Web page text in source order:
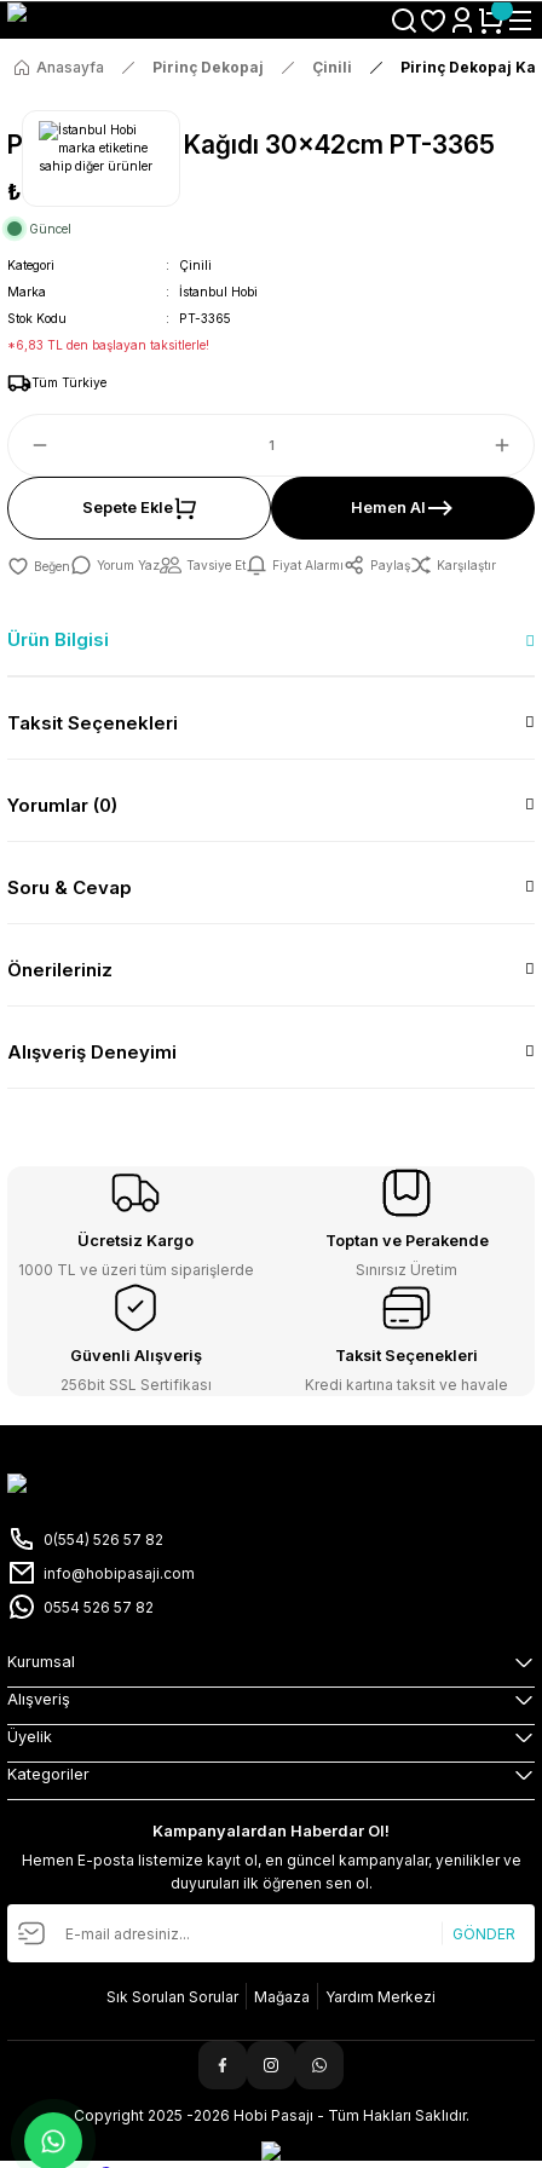
Size Özel "HG10" Koduyla Sepette Hemen %10 İndirimi Kaçırma
Anasayfa Pirinç Dekopaj Çinili Pirinç Dekopaj
Pirinç Dekopaj Kağıdı 30x42cm PT-3365
₺36
Güncel
Kategori
Çinili
Marka
İstanbul Hobi
Stok Kodu
PT-3365
*6,83 TL den başlayan taksitlerle!
Tüm Türkiye
Sepete Ekle Hemen Al
Yorum Yaz Tavsiye Et Fiyat Alarmı Paylaş Karşılaştır
Ürün Bilgisi
Taksit Seçenekleri
Yorumlar (0)
Soru & Cevap
Önerileriniz
Alışveriş Deneyimi
Ücretsiz Kargo
1000 TL ve üzeri tüm siparişlerde
Toptan ve Perakende
Sınırsız Üretim
Güvenli Alışveriş
256bit SSL Sertifikası
Taksit Seçenekleri
Kredi kartına taksit ve havale
0(554) 526 57 82
info@hobipasaji.com
0554 526 57 82
Kurumsal
Alışveriş
Üyelik
Kategoriler
Kampanyalardan Haberdar Ol!
Hemen E-posta listemize kayıt ol, en güncel kampanyalar, yenilikler ve
duyuruları ilk öğrenen sen ol.
GÖNDER
Sık Sorulan Sorular Mağaza Yardım Merkezi
Copyright 2025 -2026 Hobi Pasajı - Tüm Hakları Saklıdır.